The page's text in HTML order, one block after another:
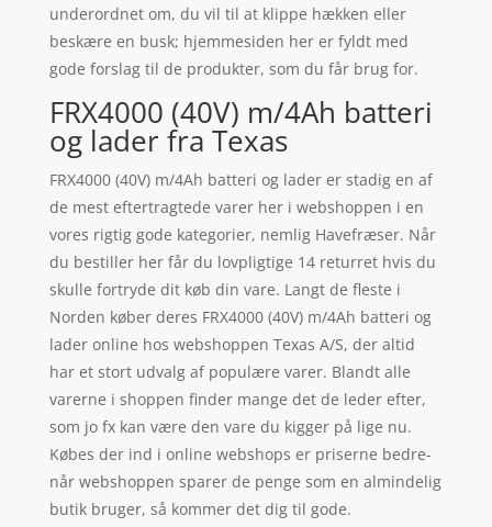
underordnet om, du vil til at klippe hækken eller
beskære en busk; hjemmesiden her er fyldt med
gode forslag til de produkter, som du får brug for.
FRX4000 (40V) m/4Ah batteri
og lader fra Texas
FRX4000 (40V) m/4Ah batteri og lader er stadig en af
de mest eftertragtede varer her i webshoppen i en
vores rigtig gode kategorier, nemlig Havefræser. Når
du bestiller her får du lovpligtige 14 returret hvis du
skulle fortryde dit køb din vare. Langt de fleste i
Norden køber deres FRX4000 (40V) m/4Ah batteri og
lader online hos webshoppen Texas A/S, der altid
har et stort udvalg af populære varer. Blandt alle
varerne i shoppen finder mange det de leder efter,
som jo fx kan være den vare du kigger på lige nu.
Købes der ind i online webshops er priserne bedre-
når webshoppen sparer de penge som en almindelig
butik bruger, så kommer det dig til gode.